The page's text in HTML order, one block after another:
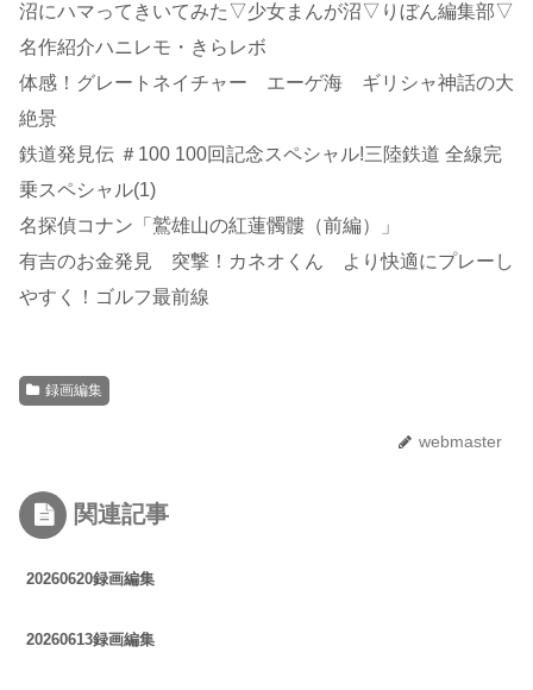
沼にハマってきいてみた▽少女まんが沼▽りぼん編集部▽
名作紹介ハニレモ・きらレボ
体感！グレートネイチャー エーゲ海 ギリシャ神話の大
絶景
鉄道発見伝 ＃100 100回記念スペシャル!三陸鉄道 全線完
乗スペシャル(1)
名探偵コナン「鷲雄山の紅蓮髑髏（前編）」
有吉のお金発見 突撃！カネオくん より快適にプレーし
やすく！ゴルフ最前線
録画編集
webmaster
関連記事
20260620録画編集
20260613録画編集